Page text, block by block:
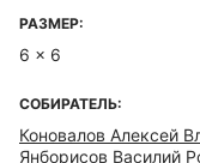
РАЗМЕР:
6 x 6
СОБИРАТЕЛЬ:
Коновалов Алексей
Янборисов Василий